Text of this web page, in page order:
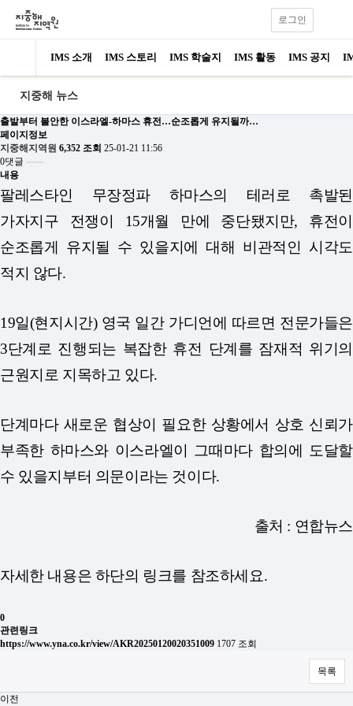
IMS 소개 IMS 스토리 IMS 학술지 IMS 활동 IMS 공지
로그인
지중해 뉴스
출발부터 불안한 이스라엘-하마스 휴전…순조롭게 유지될까…
페이지정보
지중해지역원 6,352 조회 25-01-21 11:56
0댓글
내용
팔레스타인 무장정파 하마스의 테러로 촉발된
가자지구 전쟁이 15개월 만에 중단됐지만, 휴전이
순조롭게 유지될 수 있을지에 대해 비관적인 시각도
적지 않다.
19일(현지시간) 영국 일간 가디언에 따르면 전문가들은
3단계로 진행되는 복잡한 휴전 단계를 잠재적 위기의
근원지로 지목하고 있다.
단계마다 새로운 협상이 필요한 상황에서 상호 신뢰가
부족한 하마스와 이스라엘이 그때마다 합의에 도달할
수 있을지부터 의문이라는 것이다.
출처 : 연합뉴스
자세한 내용은 하단의 링크를 참조하세요.
0
관련링크
https://www.yna.co.kr/view/AKR20250120020351009 1707 조회
목록
이전